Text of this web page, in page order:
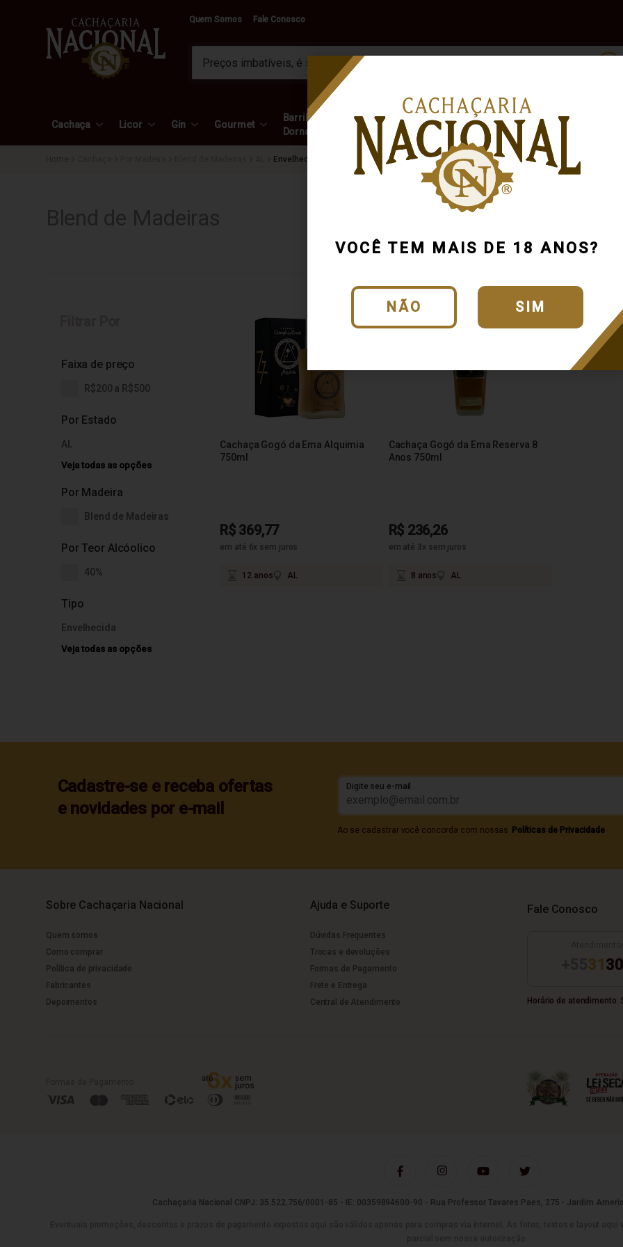
VOCÊ TEM MAIS DE 18 ANOS?
NÃO SIM
Quem Somos Fale Conosco
Cachaça Licor Gin Gourmet
Barril e
Dorna
Acessórios
Outras
Bebidas
Marcas
Envelhecida
Por Estado
AL
Veja todas as opções
Por Madeira
Blend de Madeiras
Por Teor Alcóolico
40%
Tipo
Envelhecida
Veja todas as opções
Faixa de preço
R$200 a R$500
Cachaça Gogó da Ema Alquimia
750ml
R$ 369,77
em até 6x sem juros
12 anos AL
Cachaça Gogó da Ema Reserva 8
Anos 750ml
R$ 236,26
em até 3x sem juros
8 anos AL
Cadastre-se e receba ofertas
e novidades por e-mail
Digite seu e-mail
Ao se cadastrar você concorda com nossas Políticas de Privacidade
Sobre Cachaçaria Nacional
Quem somos
Como comprar
Política de privacidade
Fabricantes
Depoimentos
Ajuda e Suporte
Dúvidas Frequentes
Trocas e devoluções
Formas de Pagamento
Frete e Entrega
Central de Atendimento
Fale Conosco
31
Horário de atendimento:
Cachaçaria Nacional CNPJ: 35.522.756/0001-85 - IE: 00359894600-90 - Rua Professor Tavares Paes, 275 - Jardim